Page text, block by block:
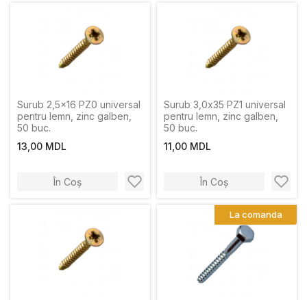
Surub 2,5x16 PZ0 universal
pentru lemn, zinc galben,
50 buc.
13,00 MDL
În Coș
Surub 3,0x35 PZ1 universal
pentru lemn, zinc galben,
50 buc.
11,00 MDL
În Coș
La comanda